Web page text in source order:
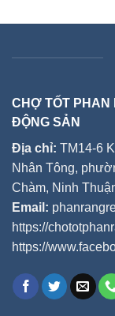
CHỢ TỐT PHAN
ĐỘNG SẢN
Địa chỉ: TM14-6
Nhân Tông,
Chàm, Ninh
Email:
https://
https://